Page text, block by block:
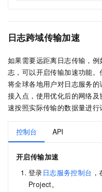
日志跨域传输加速
如果需要远距离日志传输，
志，可以开启传输加速功能。
将全球各地用户对日志服务
接入点，使用优化后的网络
速按照实际传输的数据量进行
控制台 API
开启传输加速
登录日志服务控制台
Project。